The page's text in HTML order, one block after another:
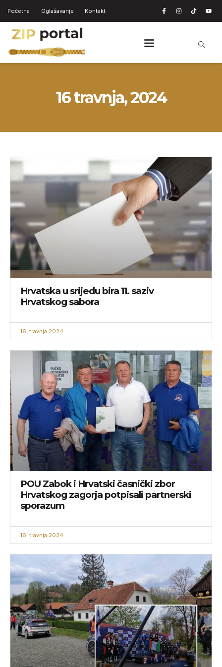
Početna Oglašavanje Kontakt
16 travnja, 2024
Hrvatska u srijedu bira 11. saziv
Hrvatskog sabora
16. travnja 2024.
POU Zabok i Hrvatski časnički zbor
Hrvatskog zagorja potpisali partnerski
sporazum
16. travnja 2024.